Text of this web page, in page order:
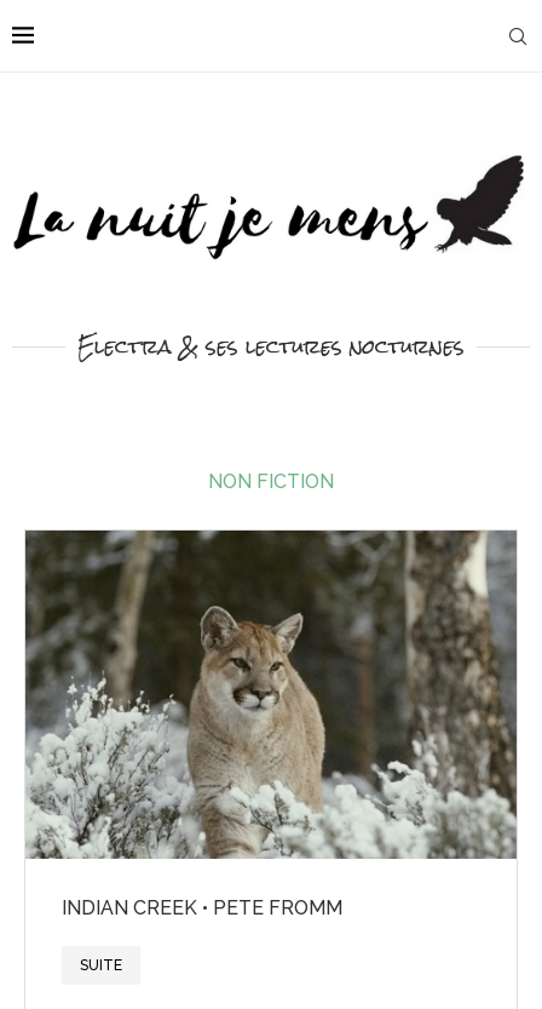
Electra & ses lectures nocturnes
NON FICTION
INDIAN CREEK • PETE FROMM
SUITE